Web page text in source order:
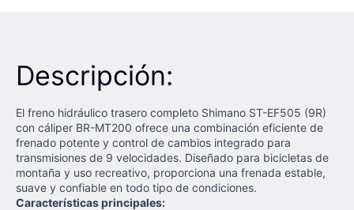
Descripción:
El freno hidráulico trasero completo Shimano ST-EF505 (9R)
con cáliper BR-MT200 ofrece una combinación eficiente de
frenado potente y control de cambios integrado para
transmisiones de 9 velocidades. Diseñado para bicicletas de
montaña y uso recreativo, proporciona una frenada estable,
suave y confiable en todo tipo de condiciones.
Características principales: